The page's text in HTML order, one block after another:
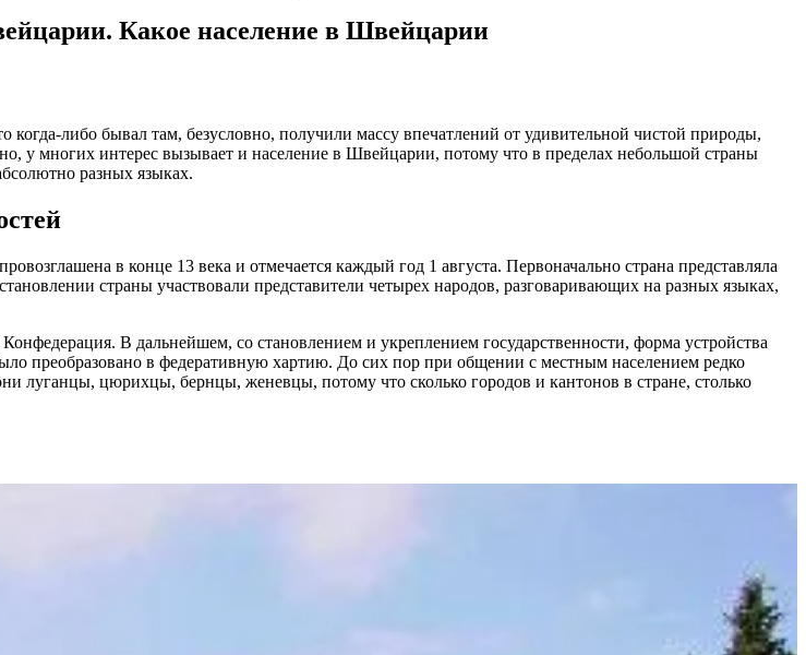
Какое население в Швейцарии
либо бывал там, безусловно, получили массу впечатлений от удивительной чистой природы,
у многих интерес вызывает и население в Швейцарии, потому что в пределах небольшой страны
разных языках.
в конце 13 века и отмечается каждый год 1 августа. Первоначально страна представляла
страны участвовали представители четырех народов, разговаривающих на разных языках,
В дальнейшем, со становлением и укреплением государственности, форма устройства
преобразовано в федеративную хартию. До сих пор при общении с местным населением редко
луганцы, цюрихцы, бернцы, женевцы, потому что сколько городов и кантонов в стране, столько